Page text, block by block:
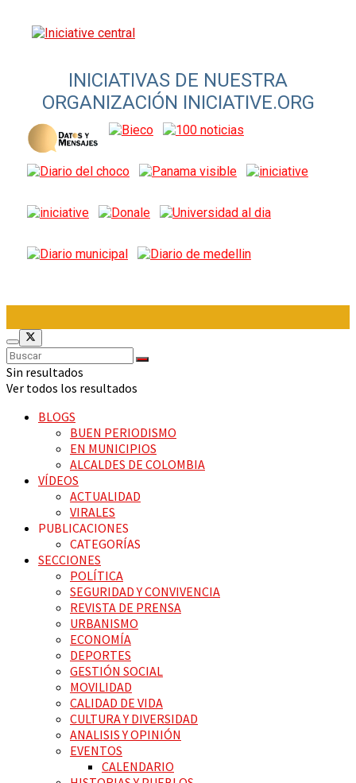
INICIATIVAS DE NUESTRA
ORGANIZACIÓN INICIATIVE.ORG
Sin resultados
Ver todos los resultados
BLOGS
BUEN PERIODISMO
EN MUNICIPIOS
ALCALDES DE COLOMBIA
VÍDEOS
ACTUALIDAD
VIRALES
PUBLICACIONES
CATEGORÍAS
SECCIONES
POLÍTICA
SEGURIDAD Y CONVIVENCIA
REVISTA DE PRENSA
URBANISMO
ECONOMÍA
DEPORTES
GESTIÓN SOCIAL
MOVILIDAD
CALIDAD DE VIDA
CULTURA Y DIVERSIDAD
ANALISIS Y OPINIÓN
EVENTOS
CALENDARIO